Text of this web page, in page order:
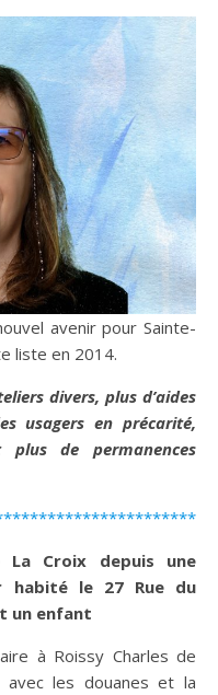
avenir pour Sainte-
liste en 2014.
divers, plus d’aides
usagers en précarité,
de permanences
La Croix depuis une
habité le 27 Rue du
un enfant
à Roissy Charles de
avec les douanes et la